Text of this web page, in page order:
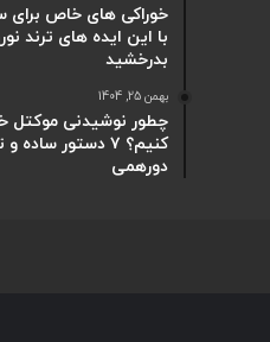
خوراکی های خاص
با این ایده های ترند
بدرخشید
بهمن 25, 1404
چطور نوشیدنی موکتل
کنیم؟ ۷ دستور
دورهمی